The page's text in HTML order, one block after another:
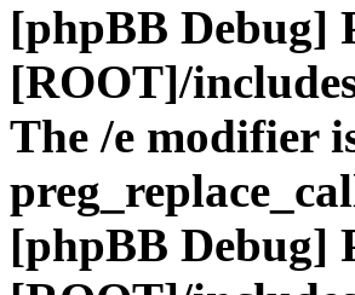
[phpBB Debug]
[ROOT]/
The /e modifier
[phpBB Debug]